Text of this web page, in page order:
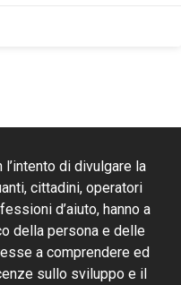
di divulgare la
cittadini, operatori
d’aiuto, hanno a
della persona e delle
a comprendere ed
sullo sviluppo e il